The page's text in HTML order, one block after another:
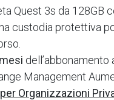
Quest 3s da 128GB
custodia protettiva
Management
Organizzazioni